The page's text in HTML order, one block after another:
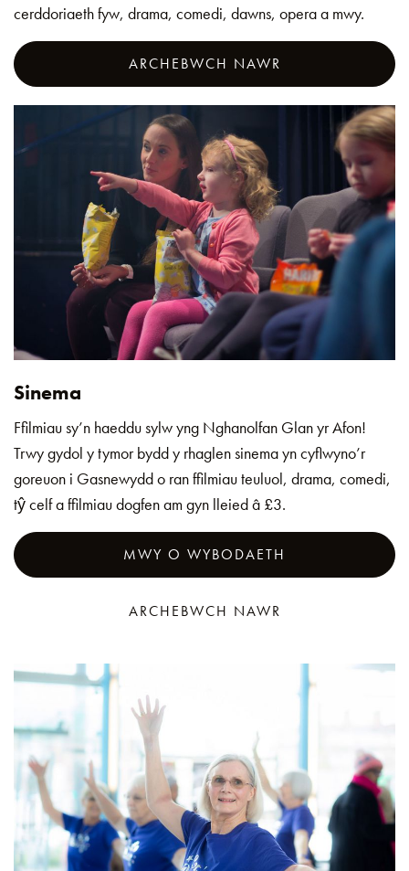
cerddoriaeth fyw, drama, comedi, dawns, opera a mwy.
ARCHEBWCH NAWR
Sinema
Ffilmiau sy’n haeddu sylw yng Nghanolfan Glan yr Afon!
Trwy gydol y tymor bydd y rhaglen sinema yn cyflwyno’r
goreuon i Gasnewydd o ran ffilmiau teuluol, drama, comedi,
tŷ celf a ffilmiau dogfen am gyn lleied â £3.
MWY O WYBODAETH
ARCHEBWCH NAWR